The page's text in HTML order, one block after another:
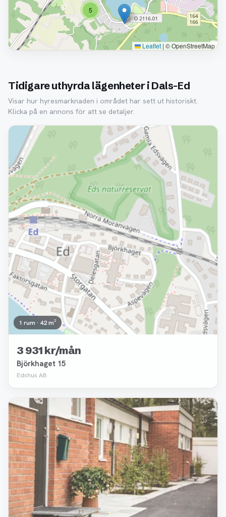
5
Leaflet | © OpenStreetMap
Tidigare uthyrda lägenheter i Dals-Ed
Visar hur hyresmarknaden i området har sett ut historiskt.
Klicka på en annons för att se detaljer.
Borttagen
1 rum · 42 m²
3 931 kr/mån
Björkhaget 15
Edshus AB
Borttagen